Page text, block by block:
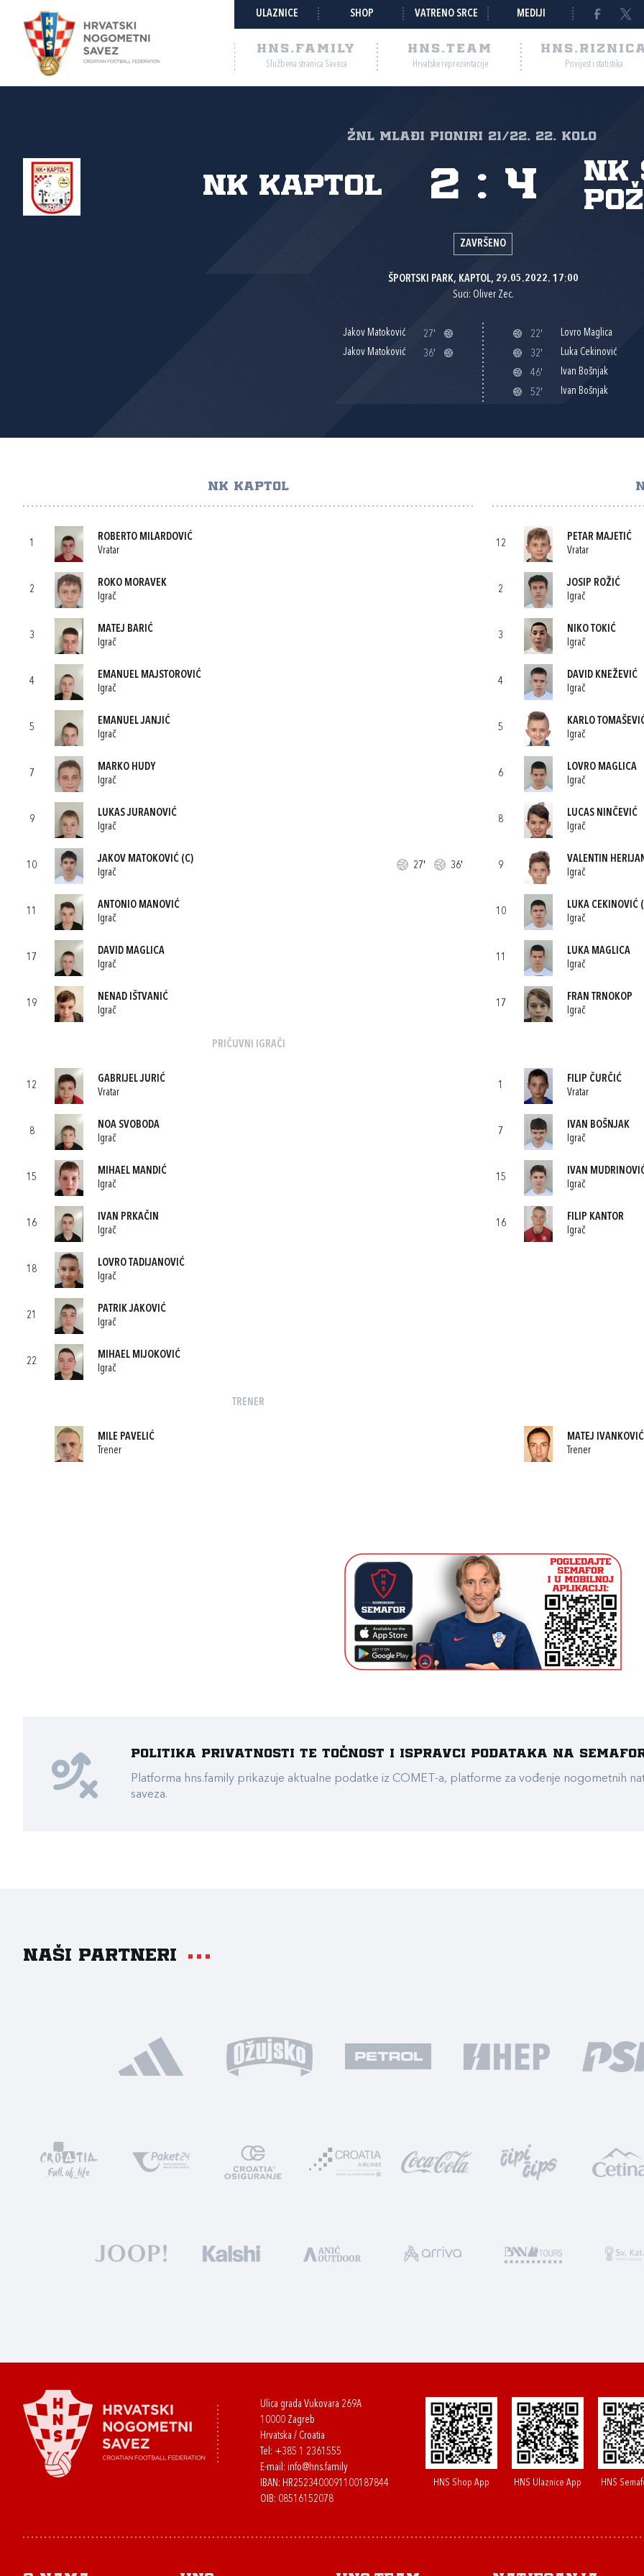
ULAZNICE SHOP VATRENO SRCE MEDIJI
HNS.FAMILY
Službena stranica Saveza
HNS.TEAM
Hrvatske reprezentacije Povijest i statistika
ŽNL mlađi pioniri 21/22, 22. kolo
NK Kaptol 2 : 4
ZAVRŠENO
ŠPORTSKI PARK, KAPTOL, 29.05.2022. 17:00
Suci: Oliver Zec.
Jakov Matoković
27'
Jakov Matoković
36'
22'
Lovro Maglica
32'
Luka Cekinović
46'
Ivan Bošnjak
52'
Ivan Bošnjak
NK KAPTOL
1
ROBERTO MILARDOVIĆ
Vratar
2
ROKO MORAVEK
Igrač
3
MATEJ BARIĆ
Igrač
4
EMANUEL MAJSTOROVIĆ
Igrač
5
EMANUEL JANJIĆ
Igrač
7
MARKO HUDY
Igrač
9
LUKAS JURANOVIĆ
Igrač
10
JAKOV MATOKOVIĆ (C)
Igrač
27' 36'
11
ANTONIO MANOVIĆ
Igrač
17
DAVID MAGLICA
Igrač
19
NENAD IŠTVANIĆ
Igrač
PRIČUVNI IGRAČI
12
GABRIJEL JURIĆ
Vratar
8
NOA SVOBODA
Igrač
15
MIHAEL MANDIĆ
Igrač
16
IVAN PRKAČIN
Igrač
18
LOVRO TADIJANOVIĆ
Igrač
21
PATRIK JAKOVIĆ
Igrač
22
MIHAEL MIJOKOVIĆ
Igrač
TRENER
MILE PAVELIĆ
Trener
12
PETAR MAJETIĆ
Vratar
2
JOSIP ROŽIĆ
Igrač
3
NIKO TOKIĆ
Igrač
4
DAVID KNEŽEVIĆ
Igrač
5
KARLO
Igrač
6
LOVRO MAGLICA
Igrač
8
LUCAS NINČEVIĆ
Igrač
9
VALENTIN HERIJAN
Igrač
10
LUKA CEKINOVIĆ
Igrač
11
LUKA MAGLICA
Igrač
17
FRAN TRNOKOP
Igrač
1
FILIP ČURČIĆ
Vratar
7
IVAN BOŠNJAK
Igrač
15
IVAN
Igrač
16
FILIP KANTOR
Igrač
MATEJ IVANKOVIĆ
Trener
Politika privatnosti te točnost i ispravci podataka na
Platforma hns.family prikazuje aktualne podatke iz COMET-a, platforme za vođenje nogometnih
saveza.
Naši partneri
Ulica grada Vukovara 269A
10000 Zagreb
Hrvatska / Croatia
Tel: +385 1 2361555
E-mail: info@hns.family
IBAN: HR2523400091100187844
OIB: 08516152078
HNS Shop App HNS Ulaznice App HNS